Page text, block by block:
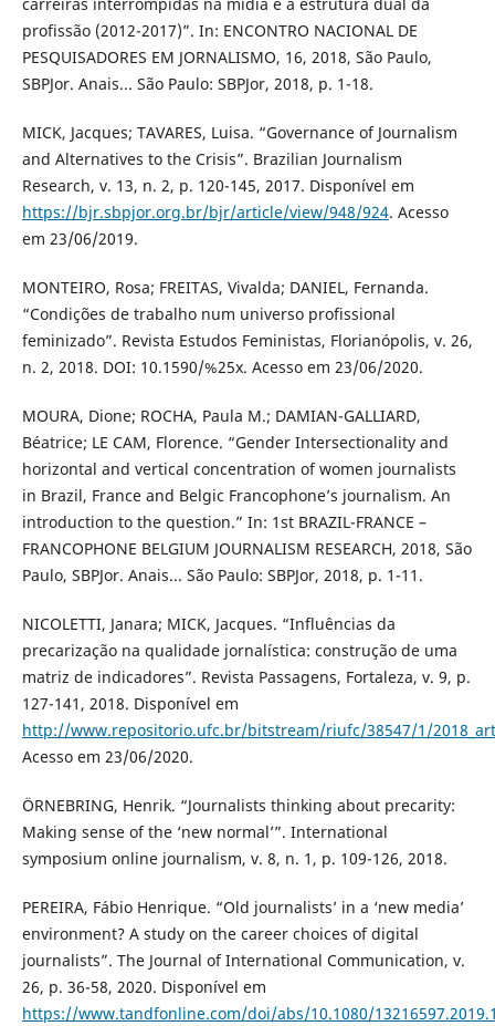
profissão (2012-2017)”. In: ENCONTRO NACIONAL DE
PESQUISADORES EM JORNALISMO, 16, 2018, São Paulo,
SBPJor. Anais... São Paulo: SBPJor, 2018, p. 1-18.
MICK, Jacques; TAVARES, Luisa. “Governance of Journalism
and Alternatives to the Crisis”. Brazilian Journalism
Research, v. 13, n. 2, p. 120-145, 2017. Disponível em
https://bjr.sbpjor.org.br/bjr/article/view/948/924. Acesso
em 23/06/2019.
MONTEIRO, Rosa; FREITAS, Vivalda; DANIEL, Fernanda.
“Condições de trabalho num universo profissional
feminizado”. Revista Estudos Feministas, Florianópolis, v. 26,
n. 2, 2018. DOI: 10.1590/%25x. Acesso em 23/06/2020.
MOURA, Dione; ROCHA, Paula M.; DAMIAN-GALLIARD,
Béatrice; LE CAM, Florence. “Gender Intersectionality and
horizontal and vertical concentration of women journalists
in Brazil, France and Belgic Francophone’s journalism. An
introduction to the question.” In: 1st BRAZIL-FRANCE –
FRANCOPHONE BELGIUM JOURNALISM RESEARCH, 2018, São
Paulo, SBPJor. Anais... São Paulo: SBPJor, 2018, p. 1-11.
NICOLETTI, Janara; MICK, Jacques. “Influências da
precarização na qualidade jornalística: construção de uma
matriz de indicadores”. Revista Passagens, Fortaleza, v. 9, p.
127-141, 2018. Disponível em
http://www.repositorio.ufc.br/bitstream/riufc/38547/1/
Acesso em 23/06/2020.
ÖRNEBRING, Henrik. “Journalists thinking about precarity:
Making sense of the ‘new normal’”. International
symposium online journalism, v. 8, n. 1, p. 109-126, 2018.
PEREIRA, Fábio Henrique. “Old journalists’ in a ‘new media’
environment? A study on the career choices of digital
journalists”. The Journal of International Communication, v.
26, p. 36-58, 2020. Disponível em
https://www.tandfonline.com/doi/abs/10.1080/